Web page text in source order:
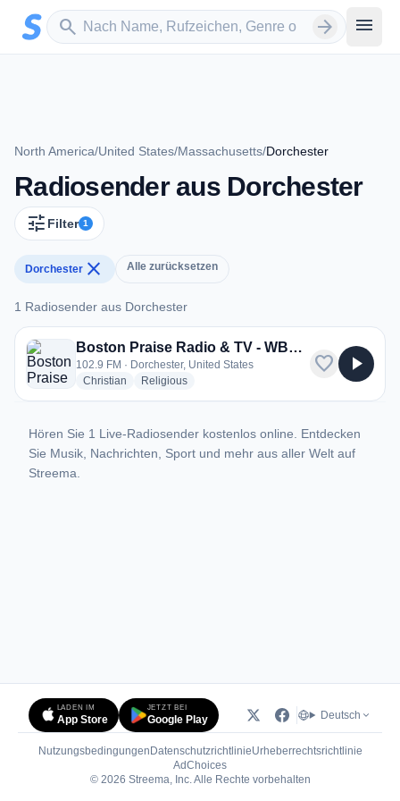
Zum Hauptinhalt springen
search
Sender suchen arrow_forward menu
North America/United States/Massachusetts/Dorchester
Radiosender aus Dorchester
tune Filter 1
Dorchester close Alle zurücksetzen
1 Radiosender aus Dorchester
1 Radiosender aus Dorchester
Boston Praise Radio & TV - WBPG-LP
102.9 FM · Dorchester, United States
Christian radio stations
Religiousradio stations
favorite play_arrow
Hören Sie 1 Live-Radiosender kostenlos online. Entdecken
Sie Musik, Nachrichten, Sport und mehr aus aller Welt auf
Streema.
LADEN IM
App Store
JETZT BEI
Google Play Deutsch
Nutzungsbedingungen DatenschutzrichtlinieUrheberrechtsrichtlinie
AdChoices(öffnet in neuem Tab)
© 2026 Streema, Inc. Alle Rechte vorbehalten